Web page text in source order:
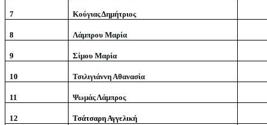
7 Κούγιας Δημήτριος
8 Λάμπρου Μαρία
9 Σίμου Μαρία
10 Τσιλιγιάννη Αθανασία
11 Ψωμάς Λάμπρος
12 Τσάτσαρη Αγγελική